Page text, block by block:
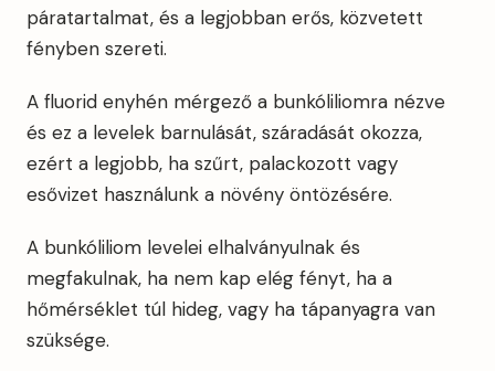
páratartalmat, és a legjobban erős, közvetett
fényben szereti.
A fluorid enyhén mérgező a bunkóliliomra nézve
és ez a levelek barnulását, száradását okozza,
ezért a legjobb, ha szűrt, palackozott vagy
esővizet használunk a növény öntözésére.
A bunkóliliom levelei elhalványulnak és
megfakulnak, ha nem kap elég fényt, ha a
hőmérséklet túl hideg, vagy ha tápanyagra van
szüksége.